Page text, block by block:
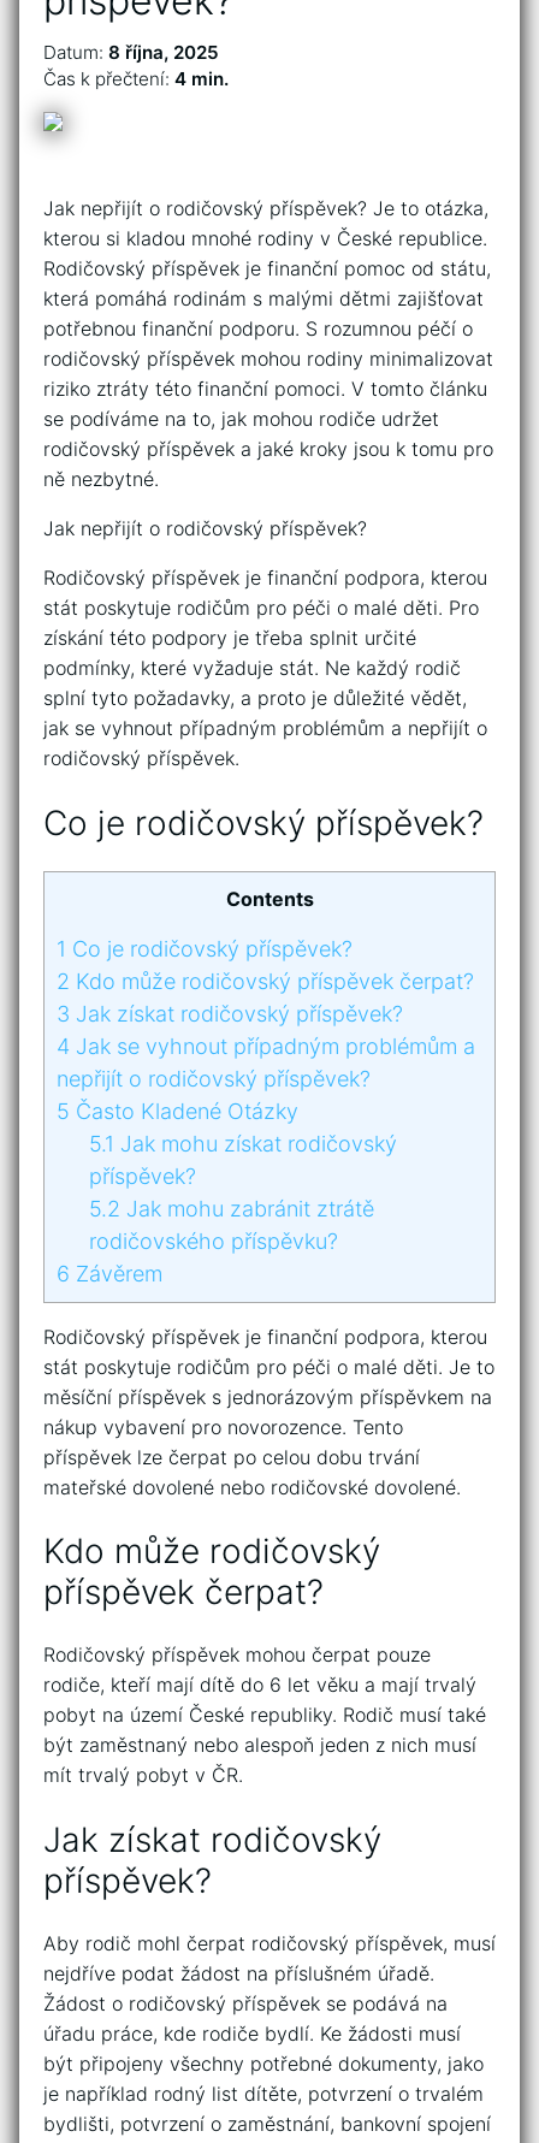
Datum: 8 října, 2025
Čas k přečtení: 4 min.
Jak nepřijít o rodičovský příspěvek? Je to otázka,
kterou si kladou mnohé rodiny v České republice.
Rodičovský příspěvek je finanční pomoc od státu,
která pomáhá rodinám s malými dětmi zajišťovat
potřebnou finanční podporu. S rozumnou péčí o
rodičovský příspěvek mohou rodiny minimalizovat
riziko ztráty této finanční pomoci. V tomto článku
se podíváme na to, jak mohou rodiče udržet
rodičovský příspěvek a jaké kroky jsou k tomu pro
ně nezbytné.
Jak nepřijít o rodičovský příspěvek?
Rodičovský příspěvek je finanční podpora, kterou
stát poskytuje rodičům pro péči o malé děti. Pro
získání této podpory je třeba splnit určité
podmínky, které vyžaduje stát. Ne každý rodič
splní tyto požadavky, a proto je důležité vědět,
jak se vyhnout případným problémům a nepřijít o
rodičovský příspěvek.
Co je rodičovský příspěvek?
Contents
1 Co je rodičovský příspěvek?
2 Kdo může rodičovský příspěvek čerpat?
3 Jak získat rodičovský příspěvek?
4 Jak se vyhnout případným problémům a
nepřijít o rodičovský příspěvek?
5 Často Kladené Otázky
5.1 Jak mohu získat rodičovský
příspěvek?
5.2 Jak mohu zabránit ztrátě
rodičovského příspěvku?
6 Závěrem
Rodičovský příspěvek je finanční podpora, kterou
stát poskytuje rodičům pro péči o malé děti. Je to
měsíční příspěvek s jednorázovým příspěvkem na
nákup vybavení pro novorozence. Tento
příspěvek lze čerpat po celou dobu trvání
mateřské dovolené nebo rodičovské dovolené.
Kdo může rodičovský
příspěvek čerpat?
Rodičovský příspěvek mohou čerpat pouze
rodiče, kteří mají dítě do 6 let věku a mají trvalý
pobyt na území České republiky. Rodič musí také
být zaměstnaný nebo alespoň jeden z nich musí
mít trvalý pobyt v ČR.
Jak získat rodičovský
příspěvek?
Aby rodič mohl čerpat rodičovský příspěvek, musí
nejdříve podat žádost na příslušném úřadě.
Žádost o rodičovský příspěvek se podává na
úřadu práce, kde rodiče bydlí. Ke žádosti musí
být připojeny všechny potřebné dokumenty, jako
je například rodný list dítěte, potvrzení o trvalém
bydlišti, potvrzení o zaměstnání, bankovní spojení